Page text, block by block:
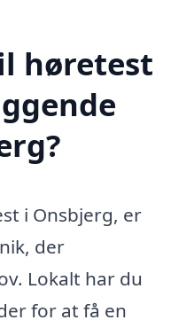
høretest
i Onsbjerg, er
der
Lokalt har du
for at få en